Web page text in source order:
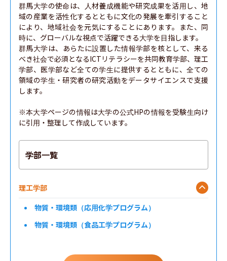
群馬大学の使命は、人材養成機能や研究成果を活用し、地
域の産業を活性化するとともに文化の発展を牽引すること
により、地域社会を元気にすることにあります。また、同
時に、グローバルな視点で活躍できる大学を目指します。
群馬大学は、あらたに設置した情報学部を核として、来る
べき社会で必須となるICTリテラシーを共同教育学部、理工
学部、医学部など全ての学生に提供するとともに、全ての
領域の学生・研究者の研究活動をデータサイエンスで支援
します。
※本大学ページの情報は大学の公式HPの情報を受験生向け
に引用・整理して作成しています。
学部一覧
理工学部
物質・環境類（応用化学プログラム）
物質・環境類（食品工学プログラム）